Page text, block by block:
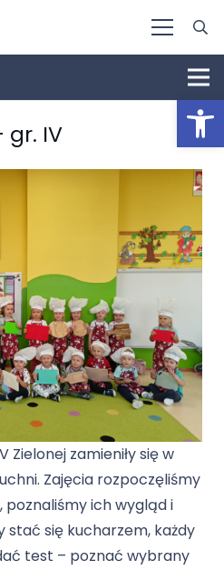
gr. IV
Zielonej zamieniły się w
Zajęcia rozpoczęliśmy
ich wygląd i
stać się kucharzem, każdy
test – poznać wybrany